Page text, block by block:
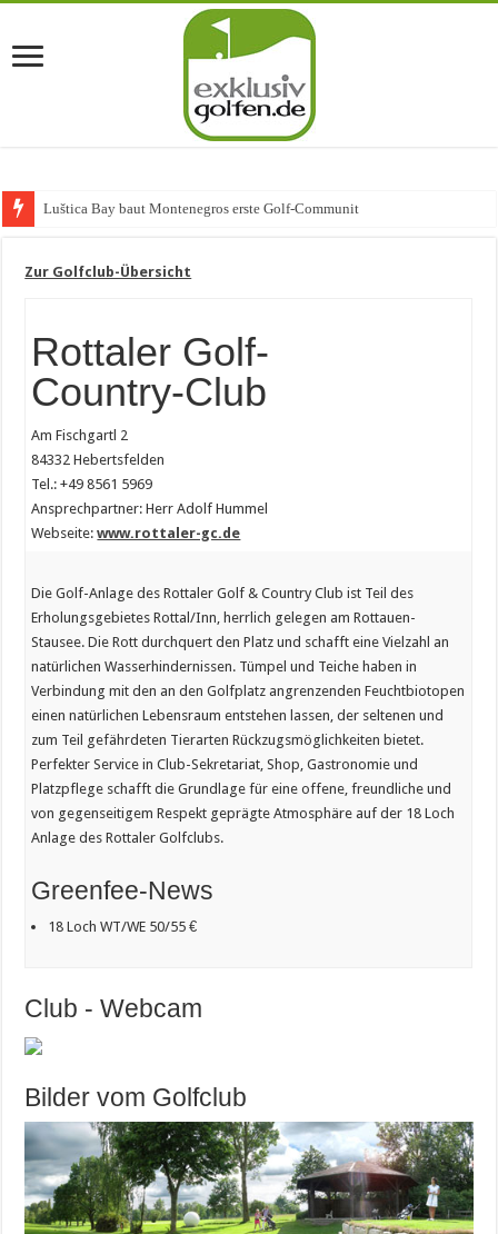
Luštica Bay baut Montenegros erste Golf-Community weiter
Zur Golfclub-Übersicht
Rottaler Golf-
Country-Club
Am Fischgartl 2
84332 Hebertsfelden
Tel.: +49 8561 5969
Ansprechpartner: Herr Adolf Hummel
Webseite:www.rottaler-gc.de
Die Golf-Anlage des Rottaler Golf & Country Club ist Teil des
Erholungsgebietes Rottal/Inn, herrlich gelegen am Rottauen-
Stausee. Die Rott durchquert den Platz und schafft eine Vielzahl an
natürlichen Wasserhindernissen. Tümpel und Teiche haben in
Verbindung mit den an den Golfplatz angrenzenden Feuchtbiotopen
einen natürlichen Lebensraum entstehen lassen, der seltenen und
zum Teil gefährdeten Tierarten Rückzugsmöglichkeiten bietet.
Perfekter Service in Club-Sekretariat, Shop, Gastronomie und
Platzpflege schafft die Grundlage für eine offene, freundliche und
von gegenseitigem Respekt geprägte Atmosphäre auf der 18 Loch
Anlage des Rottaler Golfclubs.
Greenfee-News
18 Loch WT/WE 50/55 €
Club - Webcam
Bilder vom Golfclub